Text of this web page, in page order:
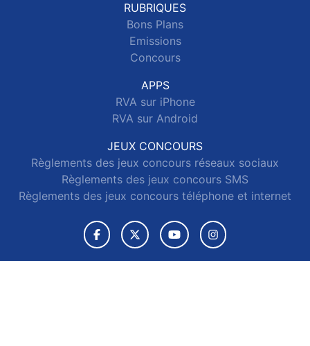
RUBRIQUES
Bons Plans
Emissions
Concours
APPS
RVA sur iPhone
RVA sur Android
JEUX CONCOURS
Règlements des jeux concours réseaux sociaux
Règlements des jeux concours SMS
Règlements des jeux concours téléphone et internet